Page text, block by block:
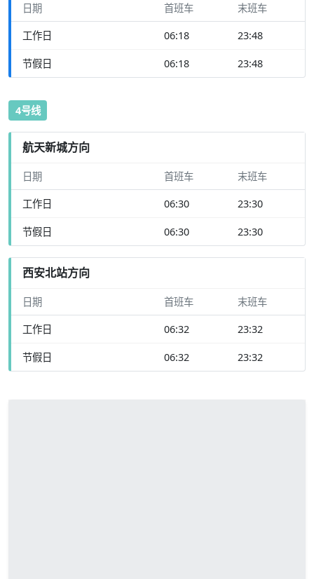
日期 首班车 末班车
工作日 06:18 23:48
节假日 06:18 23:48
4号线
航天新城方向
日期 首班车 末班车
工作日 06:30 23:30
节假日 06:30 23:30
西安北站方向
日期 首班车 末班车
工作日 06:32 23:32
节假日 06:32 23:32